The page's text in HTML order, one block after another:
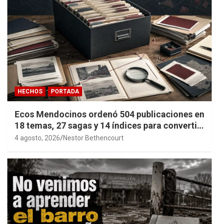
HECHOS PORTADA
Ecos Mendocinos ordenó 504 publicaciones en
18 temas, 27 sagas y 14 índices para convertir
años de investigación en memoria pública
4 agosto, 2026 Nestor Bethencourt